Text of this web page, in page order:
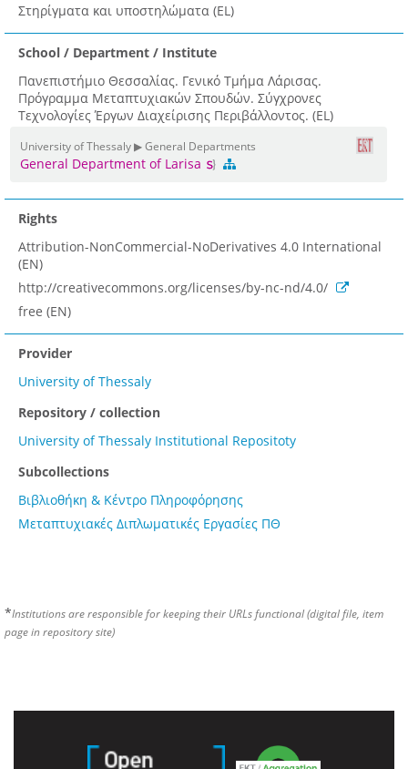
Στηρίγματα και υποστηλώματα (EL)
School / Department / Institute
Πανεπιστήμιο Θεσσαλίας. Γενικό Τμήμα Λάρισας.
Πρόγραμμα Μεταπτυχιακών Σπουδών. Σύγχρονες
Τεχνολογίες Έργων Διαχείρισης Περιβάλλοντος. (EL)
University of Thessaly ▶ General Departments
General Department of Larisa
Rights
Attribution-NonCommercial-NoDerivatives 4.0 International
(EN)
http://creativecommons.org/licenses/by-nc-nd/4.0/
free (EN)
Provider
University of Thessaly
Repository / collection
University of Thessaly Institutional Repositoty
Subcollections
Βιβλιοθήκη & Κέντρο Πληροφόρησης
Μεταπτυχιακές Διπλωματικές Εργασίες ΠΘ
*Institutions are responsible for keeping their URLs functional (digital file, item
page in repository site)